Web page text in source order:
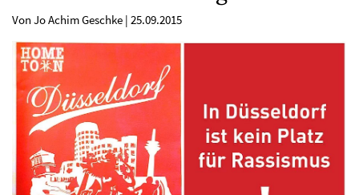
Von Jo Achim Geschke | 25.09.2015